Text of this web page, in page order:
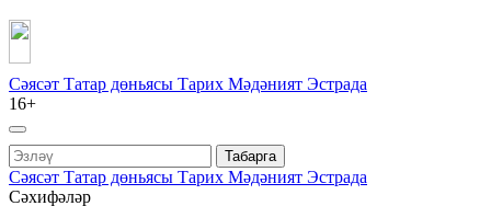
Сәясәт Татар дөньясы Тарих Мәдәният Эстрада
16+
Табарга
Сәясәт Татар дөньясы Тарих Мәдәният Эстрада
Сәхифәләр